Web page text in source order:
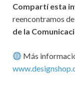
Compartí esta
reencontramos
de la
Más